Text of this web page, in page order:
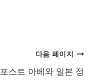
다음 페이지
포스트 아베와 일본 정